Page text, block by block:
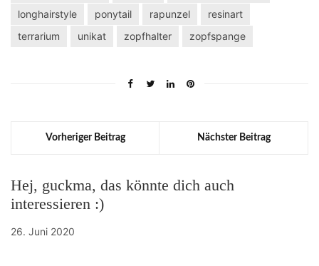
longhairstyle
ponytail rapunzel
resinart
terrarium
unikat zopfhalter zopfspange
Vorheriger Beitrag Nächster Beitrag
Hej, guckma, das könnte dich auch
interessieren :)
26. Juni 2020